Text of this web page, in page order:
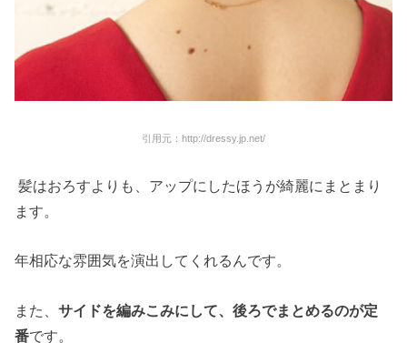
引用元：http://dressy.jp.net/
髪はおろすよりも、アップにしたほうが綺麗にまとまり
ます。
年相応な雰囲気を演出してくれるんです。
また、サイドを編みこみにして、後ろでまとめるのが定
番です。